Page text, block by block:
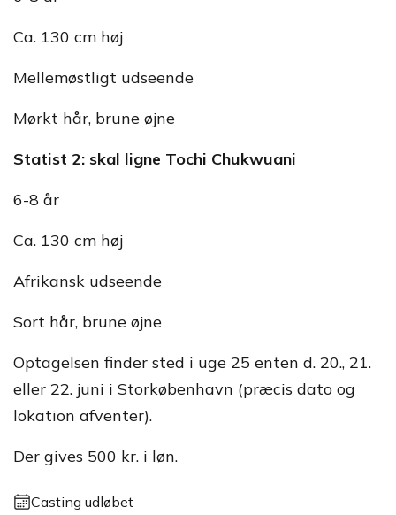
Ca. 130 cm høj
Mellemøstligt udseende
Mørkt hår, brune øjne
Statist 2: skal ligne Tochi Chukwuani
6-8 år
Ca. 130 cm høj
Afrikansk udseende
Sort hår, brune øjne
Optagelsen finder sted i uge 25 enten d. 20., 21.
eller 22. juni i Storkøbenhavn (præcis dato og
lokation afventer).
Der gives 500 kr. i løn.
Casting udløbet